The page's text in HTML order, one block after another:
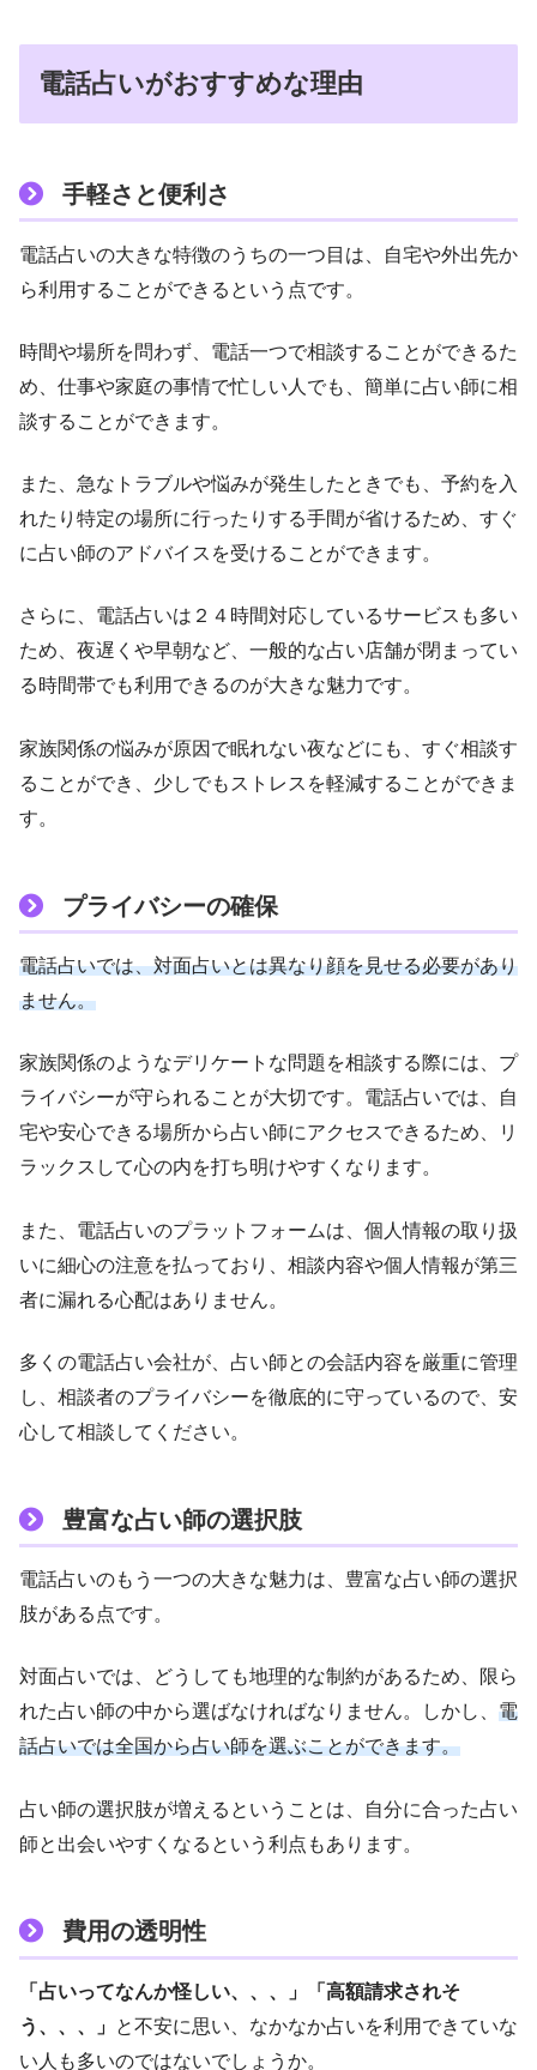
電話占いがおすすめな理由
手軽さと便利さ
電話占いの大きな特徴のうちの一つ目は、自宅や外出先か
ら利用することができるという点です。
時間や場所を問わず、電話一つで相談することができるた
め、仕事や家庭の事情で忙しい人でも、簡単に占い師に相
談することができます。
また、急なトラブルや悩みが発生したときでも、予約を入
れたり特定の場所に行ったりする手間が省けるため、すぐ
に占い師のアドバイスを受けることができます。
さらに、電話占いは２４時間対応しているサービスも多い
ため、夜遅くや早朝など、一般的な占い店舗が閉まってい
る時間帯でも利用できるのが大きな魅力です。
家族関係の悩みが原因で眠れない夜などにも、すぐ相談す
ることができ、少しでもストレスを軽減することができま
す。
プライバシーの確保
電話占いでは、対面占いとは異なり顔を見せる必要があり
ません。
家族関係のようなデリケートな問題を相談する際には、プ
ライバシーが守られることが大切です。電話占いでは、自
宅や安心できる場所から占い師にアクセスできるため、リ
ラックスして心の内を打ち明けやすくなります。
また、電話占いのプラットフォームは、個人情報の取り扱
いに細心の注意を払っており、相談内容や個人情報が第三
者に漏れる心配はありません。
多くの電話占い会社が、占い師との会話内容を厳重に管理
し、相談者のプライバシーを徹底的に守っているので、安
心して相談してください。
豊富な占い師の選択肢
電話占いのもう一つの大きな魅力は、豊富な占い師の選択
肢がある点です。
対面占いでは、どうしても地理的な制約があるため、限ら
れた占い師の中から選ばなければなりません。しかし、 電
話占いでは全国から占い師を選ぶことができます。
占い師の選択肢が増えるということは、自分に合った占い
師と出会いやすくなるという利点もあります。
費用の透明性
「占いってなんか怪しい、、、」「高額請求されそ
う、、、」
と不安に思い、なかなか占いを利用できていな
い人も多いのではないでしょうか。